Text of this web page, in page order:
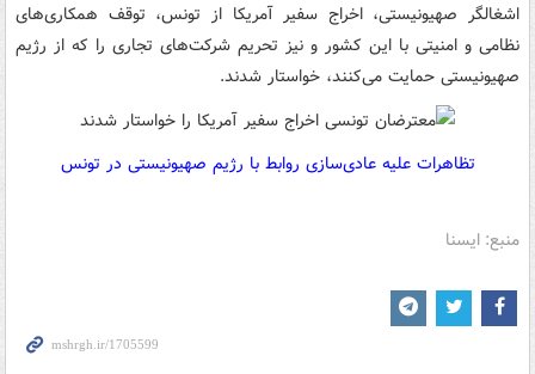
اشغالگر صهیونیستی، اخراج سفیر آمریکا از تونس، توقف همکاری‌های
نظامی و امنیتی با این کشور و نیز تحریم شرکت‌های تجاری را که از رژیم
صهیونیستی حمایت می‌کنند، خواستار شدند.
تظاهرات علیه عادی‌سازی روابط با رژیم صهیونیستی در تونس
منبع: ایسنا